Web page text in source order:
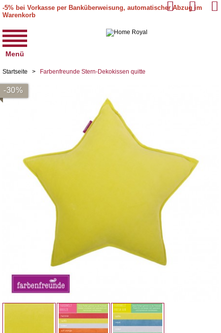
-5% bei Vorkasse per Banküberweisung, automatischer Abzug im
Warenkorb
Menü
Startseite > Farbenfreunde Stern-Dekokissen quitte
-30%